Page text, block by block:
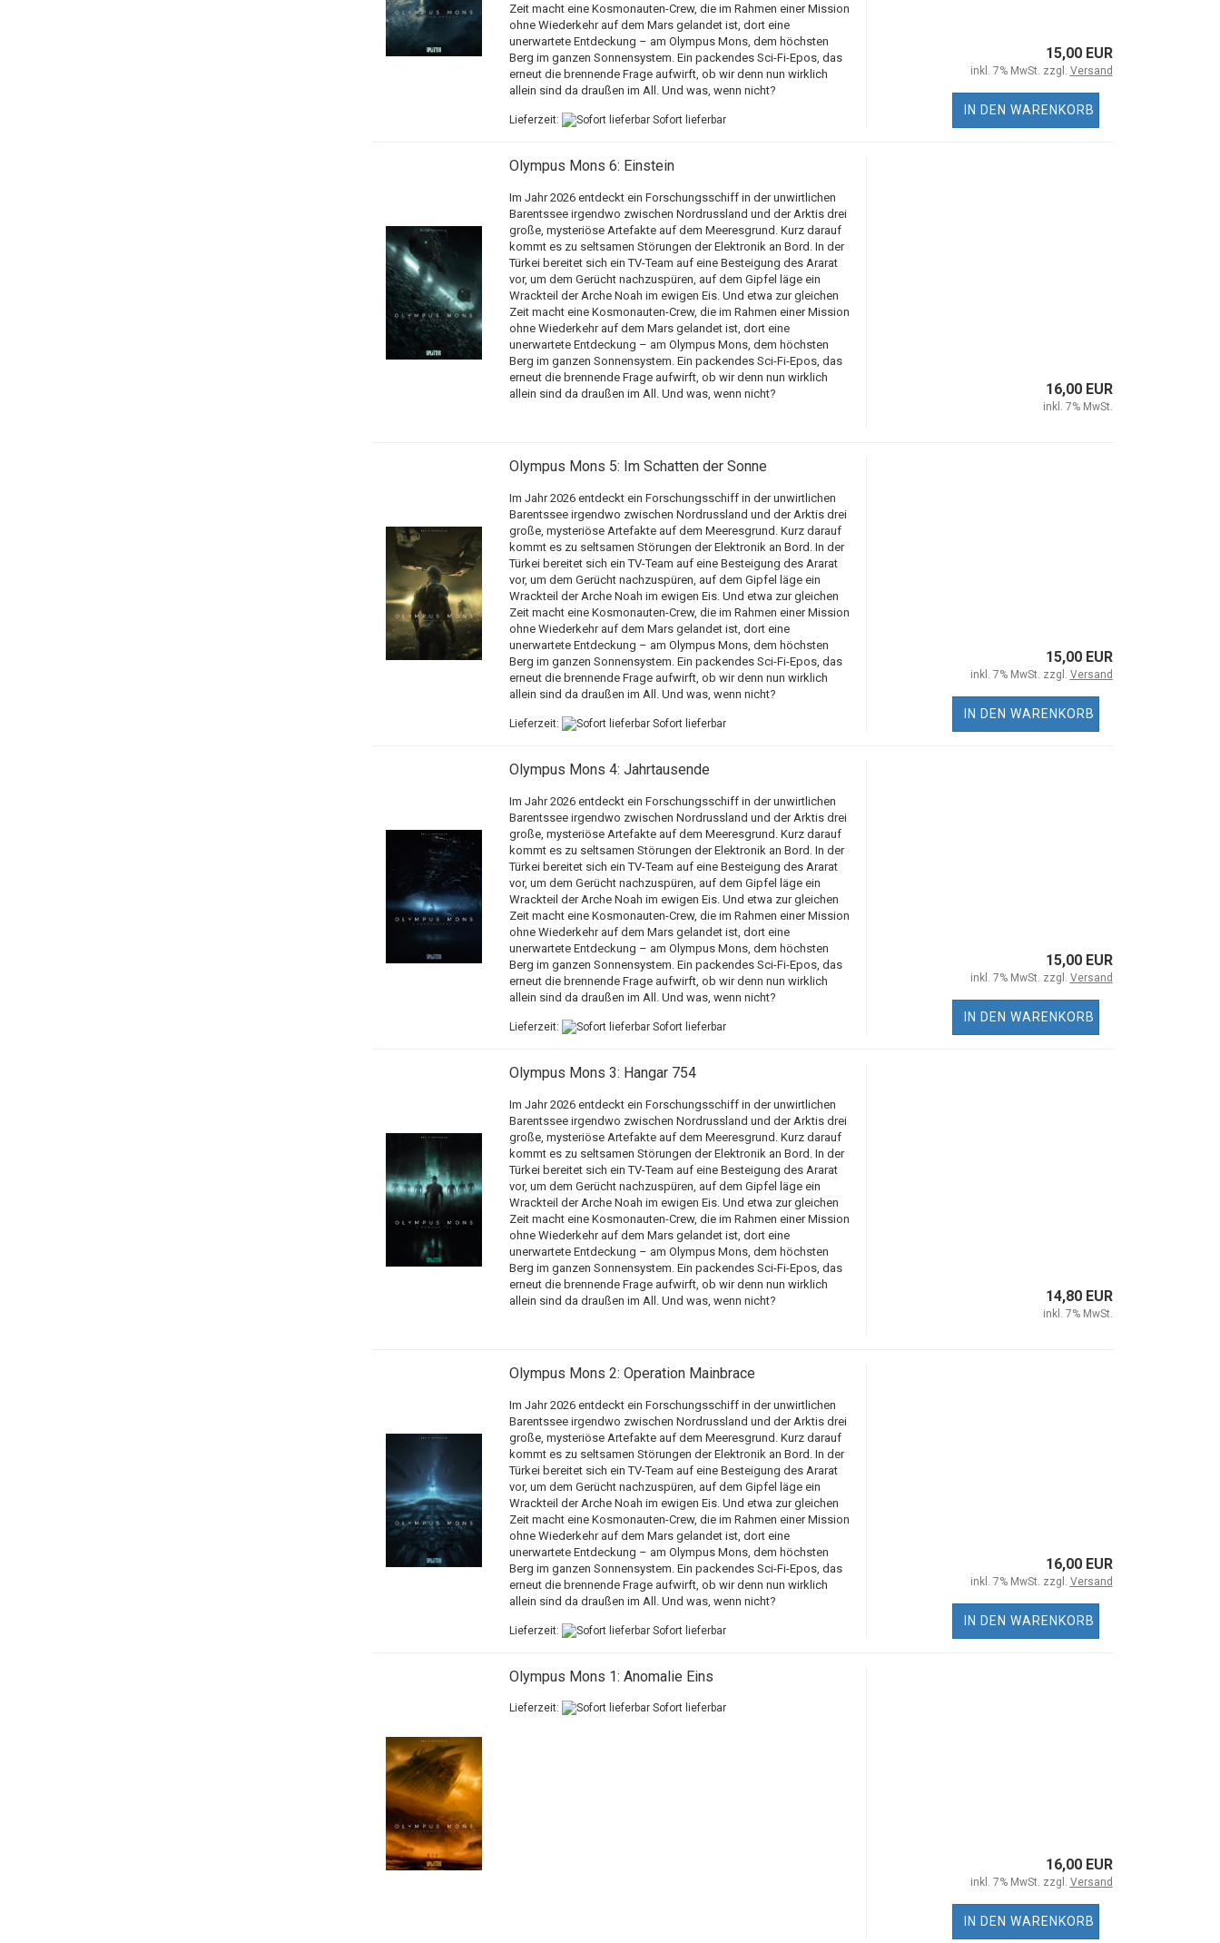
Zeit macht eine Kosmonauten-Crew, die im Rahmen einer Mission
ohne Wiederkehr auf dem Mars gelandet ist, dort eine
unerwartete Entdeckung – am Olympus Mons, dem höchsten
Berg im ganzen Sonnensystem. Ein packendes Sci-Fi-Epos, das
erneut die brennende Frage aufwirft, ob wir denn nun wirklich
allein sind da draußen im All. Und was, wenn nicht?
Lieferzeit: Sofort lieferbar
15,00 EUR
inkl. 7% MwSt. zzgl. Versand
IN DEN WARENKORB
Olympus Mons 6: Einstein
Im Jahr 2026 entdeckt ein Forschungsschiff in der unwirtlichen
Barentssee irgendwo zwischen Nordrussland und der Arktis drei
große, mysteriöse Artefakte auf dem Meeresgrund. Kurz darauf
kommt es zu seltsamen Störungen der Elektronik an Bord. In der
Türkei bereitet sich ein TV-Team auf eine Besteigung des Ararat
vor, um dem Gerücht nachzuspüren, auf dem Gipfel läge ein
Wrackteil der Arche Noah im ewigen Eis. Und etwa zur gleichen
Zeit macht eine Kosmonauten-Crew, die im Rahmen einer Mission
ohne Wiederkehr auf dem Mars gelandet ist, dort eine
unerwartete Entdeckung – am Olympus Mons, dem höchsten
Berg im ganzen Sonnensystem. Ein packendes Sci-Fi-Epos, das
erneut die brennende Frage aufwirft, ob wir denn nun wirklich
allein sind da draußen im All. Und was, wenn nicht?
16,00 EUR
inkl. 7% MwSt.
Olympus Mons 5: Im Schatten der Sonne
Im Jahr 2026 entdeckt ein Forschungsschiff in der unwirtlichen
Barentssee irgendwo zwischen Nordrussland und der Arktis drei
große, mysteriöse Artefakte auf dem Meeresgrund. Kurz darauf
kommt es zu seltsamen Störungen der Elektronik an Bord. In der
Türkei bereitet sich ein TV-Team auf eine Besteigung des Ararat
vor, um dem Gerücht nachzuspüren, auf dem Gipfel läge ein
Wrackteil der Arche Noah im ewigen Eis. Und etwa zur gleichen
Zeit macht eine Kosmonauten-Crew, die im Rahmen einer Mission
ohne Wiederkehr auf dem Mars gelandet ist, dort eine
unerwartete Entdeckung – am Olympus Mons, dem höchsten
Berg im ganzen Sonnensystem. Ein packendes Sci-Fi-Epos, das
erneut die brennende Frage aufwirft, ob wir denn nun wirklich
allein sind da draußen im All. Und was, wenn nicht?
Lieferzeit: Sofort lieferbar
15,00 EUR
inkl. 7% MwSt. zzgl. Versand
IN DEN WARENKORB
Olympus Mons 4: Jahrtausende
Im Jahr 2026 entdeckt ein Forschungsschiff in der unwirtlichen
Barentssee irgendwo zwischen Nordrussland und der Arktis drei
große, mysteriöse Artefakte auf dem Meeresgrund. Kurz darauf
kommt es zu seltsamen Störungen der Elektronik an Bord. In der
Türkei bereitet sich ein TV-Team auf eine Besteigung des Ararat
vor, um dem Gerücht nachzuspüren, auf dem Gipfel läge ein
Wrackteil der Arche Noah im ewigen Eis. Und etwa zur gleichen
Zeit macht eine Kosmonauten-Crew, die im Rahmen einer Mission
ohne Wiederkehr auf dem Mars gelandet ist, dort eine
unerwartete Entdeckung – am Olympus Mons, dem höchsten
Berg im ganzen Sonnensystem. Ein packendes Sci-Fi-Epos, das
erneut die brennende Frage aufwirft, ob wir denn nun wirklich
allein sind da draußen im All. Und was, wenn nicht?
Lieferzeit: Sofort lieferbar
15,00 EUR
inkl. 7% MwSt. zzgl. Versand
IN DEN WARENKORB
Olympus Mons 3: Hangar 754
Im Jahr 2026 entdeckt ein Forschungsschiff in der unwirtlichen
Barentssee irgendwo zwischen Nordrussland und der Arktis drei
große, mysteriöse Artefakte auf dem Meeresgrund. Kurz darauf
kommt es zu seltsamen Störungen der Elektronik an Bord. In der
Türkei bereitet sich ein TV-Team auf eine Besteigung des Ararat
vor, um dem Gerücht nachzuspüren, auf dem Gipfel läge ein
Wrackteil der Arche Noah im ewigen Eis. Und etwa zur gleichen
Zeit macht eine Kosmonauten-Crew, die im Rahmen einer Mission
ohne Wiederkehr auf dem Mars gelandet ist, dort eine
unerwartete Entdeckung – am Olympus Mons, dem höchsten
Berg im ganzen Sonnensystem. Ein packendes Sci-Fi-Epos, das
erneut die brennende Frage aufwirft, ob wir denn nun wirklich
allein sind da draußen im All. Und was, wenn nicht?
14,80 EUR
inkl. 7% MwSt.
Olympus Mons 2: Operation Mainbrace
Im Jahr 2026 entdeckt ein Forschungsschiff in der unwirtlichen
Barentssee irgendwo zwischen Nordrussland und der Arktis drei
große, mysteriöse Artefakte auf dem Meeresgrund. Kurz darauf
kommt es zu seltsamen Störungen der Elektronik an Bord. In der
Türkei bereitet sich ein TV-Team auf eine Besteigung des Ararat
vor, um dem Gerücht nachzuspüren, auf dem Gipfel läge ein
Wrackteil der Arche Noah im ewigen Eis. Und etwa zur gleichen
Zeit macht eine Kosmonauten-Crew, die im Rahmen einer Mission
ohne Wiederkehr auf dem Mars gelandet ist, dort eine
unerwartete Entdeckung – am Olympus Mons, dem höchsten
Berg im ganzen Sonnensystem. Ein packendes Sci-Fi-Epos, das
erneut die brennende Frage aufwirft, ob wir denn nun wirklich
allein sind da draußen im All. Und was, wenn nicht?
Lieferzeit: Sofort lieferbar
16,00 EUR
inkl. 7% MwSt. zzgl. Versand
IN DEN WARENKORB
Olympus Mons 1: Anomalie Eins
Lieferzeit: Sofort lieferbar
16,00 EUR
inkl. 7% MwSt. zzgl. Versand
IN DEN WARENKORB